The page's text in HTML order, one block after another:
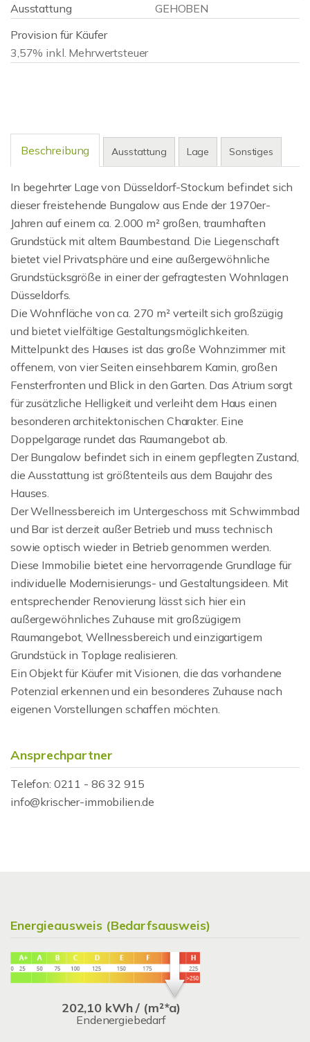
Ausstattung
GEHOBEN
Provision für Käufer
3,57% inkl. Mehrwertsteuer
Beschreibung Ausstattung Lage Sonstiges
In begehrter Lage von Düsseldorf-Stockum befindet sich
dieser freistehende Bungalow aus Ende der 1970er-
Jahren auf einem ca. 2.000 m² großen, traumhaften
Grundstück mit altem Baumbestand. Die Liegenschaft
bietet viel Privatsphäre und eine außergewöhnliche
Grundstücksgröße in einer der gefragtesten Wohnlagen
Düsseldorfs.
Die Wohnfläche von ca. 270 m² verteilt sich großzügig
und bietet vielfältige Gestaltungsmöglichkeiten.
Mittelpunkt des Hauses ist das große Wohnzimmer mit
offenem, von vier Seiten einsehbarem Kamin, großen
Fensterfronten und Blick in den Garten. Das Atrium sorgt
für zusätzliche Helligkeit und verleiht dem Haus einen
besonderen architektonischen Charakter. Eine
Doppelgarage rundet das Raumangebot ab.
Der Bungalow befindet sich in einem gepflegten Zustand,
die Ausstattung ist größtenteils aus dem Baujahr des
Hauses.
Der Wellnessbereich im Untergeschoss mit Schwimmbad
und Bar ist derzeit außer Betrieb und muss technisch
sowie optisch wieder in Betrieb genommen werden.
Diese Immobilie bietet eine hervorragende Grundlage für
individuelle Modernisierungs- und Gestaltungsideen. Mit
entsprechender Renovierung lässt sich hier ein
außergewöhnliches Zuhause mit großzügigem
Raumangebot, Wellnessbereich und einzigartigem
Grundstück in Toplage realisieren.
Ein Objekt für Käufer mit Visionen, die das vorhandene
Potenzial erkennen und ein besonderes Zuhause nach
eigenen Vorstellungen schaffen möchten.
Ansprechpartner
Telefon: 0211 - 86 32 915
info@krischer-immobilien.de
Energieausweis (Bedarfsausweis)
202,10 kWh / (m²*a)
Endenergiebedarf